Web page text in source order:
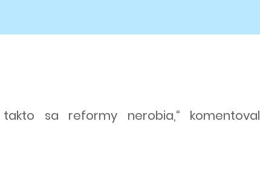
sa reformy nerobia,“ komentoval